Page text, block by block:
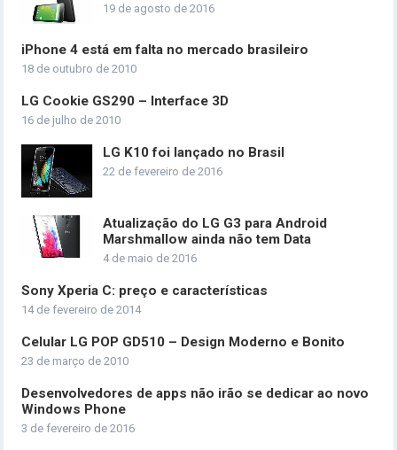
19 de agosto de 2016
iPhone 4 está em falta no mercado brasileiro
18 de outubro de 2010
LG Cookie GS290 – Interface 3D
16 de julho de 2010
LG K10 foi lançado no Brasil
22 de fevereiro de 2016
Atualização do LG G3 para Android
Marshmallow ainda não tem Data
4 de maio de 2016
Sony Xperia C: preço e características
14 de fevereiro de 2014
Celular LG POP GD510 – Design Moderno e Bonito
23 de março de 2010
Desenvolvedores de apps não irão se dedicar ao novo
Windows Phone
3 de fevereiro de 2016